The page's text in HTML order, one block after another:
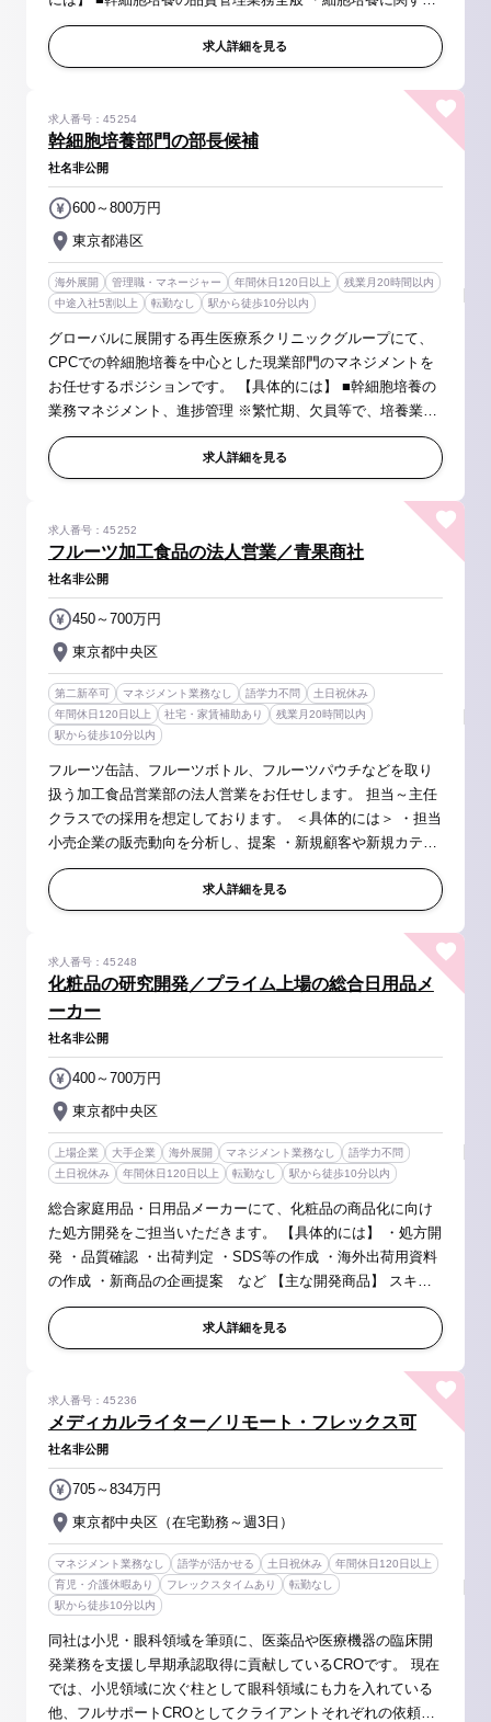
品質管理 ・クリーンルーム環境の管理全般 ・監査、規制当局
対応（資料作成...
求人詳細を見る
幹細胞培養部門の部長候補
求人番号：45254
社名非公開
東京都港区
600～800万円
海外展開 管理職・マネージャー 年間休日120日以上
残業月20時間以内
中途入社5割以上
転勤なし 駅から徒歩10分以内
グローバルに展開する再生医療系クリニックグループにて、
CPCでの幹細胞培養を中心とした現業部門のマネジメントを
お任せするポジションです。 【具体的には】 ■幹細胞培養の
業務マネジメント、進捗管理 ※繁忙期、欠員等で、培養業務
等メンバー業務を行うこともあります。 ■培養部門のメンバ
ーマネジメント、スケ...求人詳細を見る
フルーツ加工食品の法人営業／青果商社
求人番号：45252
社名非公開
東京都中央区
450～700万円
第二新卒可 マネジメント業務なし 語学力不問
土日祝休み
年間休日120日以上
社宅・家賃補助あり
残業月20時間以内
駅から徒歩10分以内
フルーツ缶詰、フルーツボトル、フルーツパウチなどを取り
扱う加工食品営業部の法人営業をお任せします。 担当～主任
クラスでの採用を想定しております。 ＜具体的には＞ ・担当
小売企業の販売動向を分析し、提案 ・新規顧客や新規カテゴ
リの開拓 ・販売状況の定期レポート ・本部の戦略に即した営
業戦略の立案...
求人詳細を見る
化粧品の研究開発／プライム上場の総合日用品メ
ーカー
求人番号：45248
社名非公開
東京都中央区
400～700万円
上場企業 大手企業 海外展開 マネジメント業務なし
語学力不問
土日祝休み
年間休日120日以上 転勤なし 駅から徒歩10分以内
総合家庭用品・日用品メーカーにて、化粧品の商品化に向け
た処方開発をご担当いただきます。 【具体的には】 ・処方開
発 ・品質確認 ・出荷判定 ・SDS等の作成 ・海外出荷用資料
の作成 ・新商品の企画提案 など 【主な開発商品】 スキン
ケア（シート商品含）／メイク／ネイル（ネイルポリッシ
ュ、ネイル...
求人詳細を見る
メディカルライター／リモート・フレックス可
求人番号：45236
社名非公開
東京都中央区（在宅勤務～週3日）
705～834万円
マネジメント業務なし 語学が活かせる 土日祝休み
年間休日120日以上
育児・介護休暇あり
フレックスタイムあり
転勤なし
駅から徒歩10分以内
同社は小児・眼科領域を筆頭に、医薬品や医療機器の臨床開
発業務を支援し早期承認取得に貢献しているCROです。 現在
では、小児領域に次ぐ柱として眼科領域にも力を入れている
他、フルサポートCROとしてクライアントそれぞれの依頼に